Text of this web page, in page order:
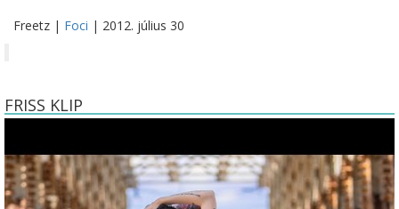
Freetz | Foci | 2012. július 30
FRISS KLIP